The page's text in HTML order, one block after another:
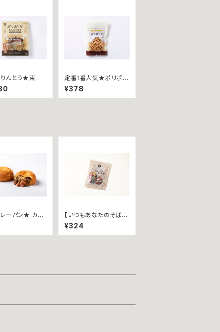
んとう★東京
ポーリ ∼も
焼味∼ 箱入
定番1番人気★ポリポー
リ ∼しお４０ｇ袋入∼
¥378
ーパン★ カリ
【いつもあなたのそば
に！】ミルクたっぷり別子
飴
¥324